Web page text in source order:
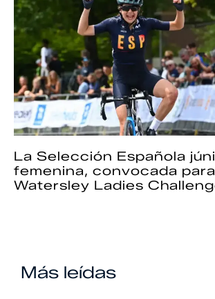
La Selección Española
femenina, convocada
Watersley Ladies
Más leídas